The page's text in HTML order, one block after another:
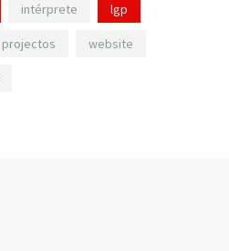
intérprete lgp
projectos website